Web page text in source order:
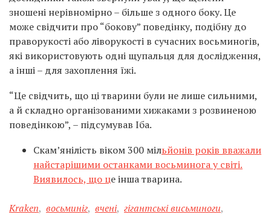
зношені нерівномірно – більше з одного боку. Це
може свідчити про “бокову” поведінку, подібну до
праворукості або ліворукості в сучасних восьминогів,
які використовують одні щупальця для дослідження,
а інші – для захоплення їжі.
“Це свідчить, що ці тварини були не лише сильними,
а й складно організованими хижаками з розвиненою
поведінкою”, – підсумував Іба.
Скам’янілість віком 300 мільйонів років вважали
найстарішими останками восьминога у світі.
Виявилось, що це інша тварина.
Kraken, восьминіг, вчені, гігантські висьминоги,